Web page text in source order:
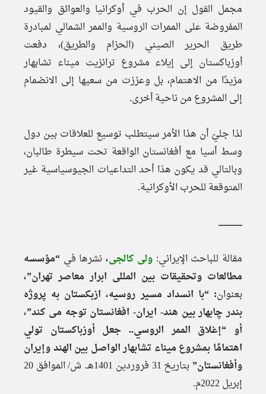
مجمل القول إن الحرب في أوكرانيا والعوائق والقيود
المفروضة على الممرات الروسية والممر الشمالي لمبادرة
طريق الحرير الصيني (الحزام والطريق)، دفعت
أوزباكستان إلى إيلاء مشروع ترانزيت ميناء تشابهار
مزيدًا من الاهتمام، بل وعززت من سعيها إلى الانضمام
إلى المشروع من ناحية أخرى.
لذا جليّ أن هذا الأمر سيتطلب توسيع للعلاقات بين دول
وسط أسيا مع أفغانستان الواقعة تحت سيطرة طالبان،
وبالتالي قد يكون هذا أحد التداعيات الجيوسياسية غير
المتوقعة للحرب الأوكرانية.
ــــــــــــــــــــ
مقالة للباحث الإيراني: ولى کالجی، نشرها في “مؤسسه
مطالعات وتحقيقات بین‌ المللی ابرار معاصر تهران”،
بعنوان: “با انسداد مسیر روسیه، ازبکستان به پروژه
بندر چابهار بین هند- ایران- افغانستان توجه می کند”،
أو “إغلاق الممر الروسي.. جعل أوزباكستان تولي
اهتمامًا بمشروع ميناء تشابهار الواصل بين الهند وإيران
وأفغانستان”
بتاریخ 31 فروردین 1401هـ. ش/ الموافق 20
إبريل 2022م.